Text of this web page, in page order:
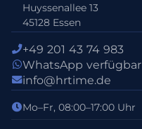
Huyssenallee 13
45128 Essen
+49 201 43 74 983
WhatsApp verfügbar
info@hrtime.de
Mo–Fr, 08:00–17:00 Uhr